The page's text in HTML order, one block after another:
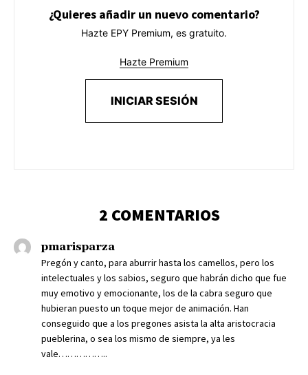
¿Quieres añadir un nuevo comentario?
Hazte EPY Premium, es gratuito.
Hazte Premium
INICIAR SESIÓN
2 COMENTARIOS
pmarisparza
Pregón y canto, para aburrir hasta los camellos, pero los
intelectuales y los sabios, seguro que habrán dicho que fue
muy emotivo y emocionante, los de la cabra seguro que
hubieran puesto un toque mejor de animación. Han
conseguido que a los pregones asista la alta aristocracia
pueblerina, o sea los mismo de siempre, ya les
vale……………..